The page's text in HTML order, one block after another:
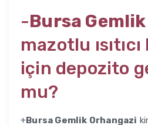
-Bursa
mazotlu
için depozito
mu?
+Bursa Gemlik Orhangazi